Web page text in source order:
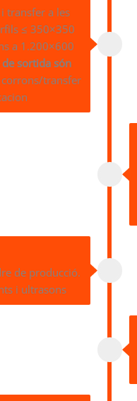
transfer a les
≤ 350×350
a 1.200×600
de sortida són
corrons/transfer
de producció.
i ultrasons